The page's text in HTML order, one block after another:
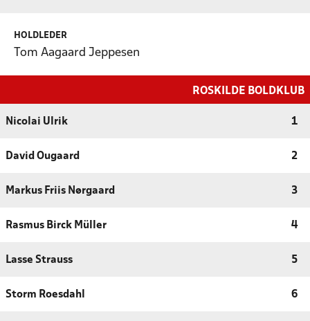
HOLDLEDER
Tom Aagaard Jeppesen
ROSKILDE BOLDKLUB
Nicolai Ulrik 1
David Ougaard 2
Markus Friis Nørgaard 3
Rasmus Birck Müller 4
Lasse Strauss 5
Storm Roesdahl 6